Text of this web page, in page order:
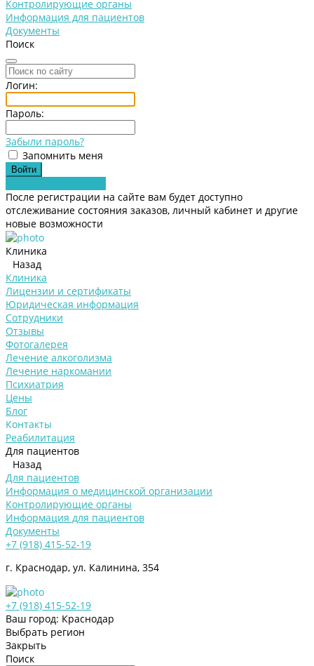
Контролирующие органы
Информация для пациентов
Документы
Поиск
Логин:
Пароль:
Забыли пароль?
Запомнить меня
После регистрации на сайте вам будет доступно
отслеживание состояния заказов, личный кабинет и другие
новые возможности
Клиника
Назад
Клиника
Лицензии и сертификаты
Юридическая информация
Сотрудники
Отзывы
Фотогалерея
Лечение алкоголизма
Лечение наркомании
Психиатрия
Цены
Блог
Контакты
Реабилитация
Для пациентов
Назад
Для пациентов
Информация о медицинской организации
Контролирующие органы
Информация для пациентов
Документы
+7 (918) 415-52-19
г. Краснодар, ул. Калинина, 354
+7 (918) 415-52-19
Ваш город: Краснодар
Выбрать регион
Закрыть
Поиск